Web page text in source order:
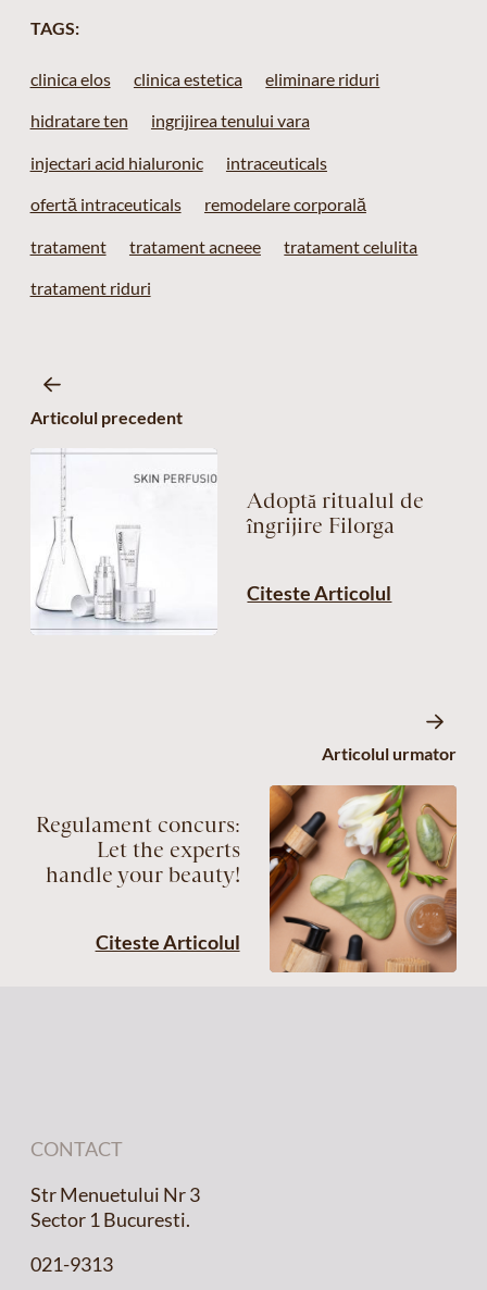
TAGS:
clinica elos clinica estetica eliminare riduri
hidratare ten ingrijirea tenului vara
injectari acid hialuronic intraceuticals
ofertă intraceuticals remodelare corporală
tratament tratament acneee tratament celulita
tratament riduri
Articolul precedent
Adoptă ritualul de
îngrijire Filorga
Citeste Articolul
Articolul urmator
Regulament concurs:
Let the experts
handle your beauty!
Citeste Articolul
CONTACT
Str Menuetului Nr 3
Sector 1 Bucuresti.
021-9313